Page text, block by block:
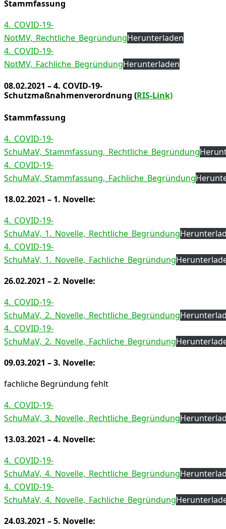
Stammfassung
4._COVID-19-
NotMV,_Rechtliche_BegründungHerunterladen
4._COVID-19-
NotMV,_Fachliche_BegründungHerunterladen
08.02.2021 – 4. COVID-19-
Schutzmaßnahmenverordnung (RIS-Link)
Stammfassung
4._COVID-19-
SchuMaV,_Stammfassung,_Rechtliche_Begründung
4._COVID-19-
SchuMaV,_Stammfassung,_Fachliche_Begründung
18.02.2021 – 1. Novelle:
4._COVID-19-
SchuMaV,_1._Novelle,_Rechtliche_Begründung
4._COVID-19-
SchuMaV,_1._Novelle,_Fachliche_Begründung
26.02.2021 – 2. Novelle:
4._COVID-19-
SchuMaV,_2._Novelle,_Rechtliche_Begründung
4._COVID-19-
SchuMaV,_2._Novelle,_Fachliche_Begründung
09.03.2021 – 3. Novelle:
fachliche Begründung fehlt
4._COVID-19-
SchuMaV,_3._Novelle,_Rechtliche_Begründung
13.03.2021 – 4. Novelle:
4._COVID-19-
SchuMaV,_4._Novelle,_Rechtliche_Begründung
4._COVID-19-
SchuMaV,_4._Novelle,_Fachliche_Begründung
24.03.2021 – 5. Novelle: